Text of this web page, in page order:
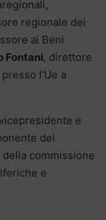
regionale dei
ai Beni
Fontani, direttore
l’Ue a
e
del
commissione
e